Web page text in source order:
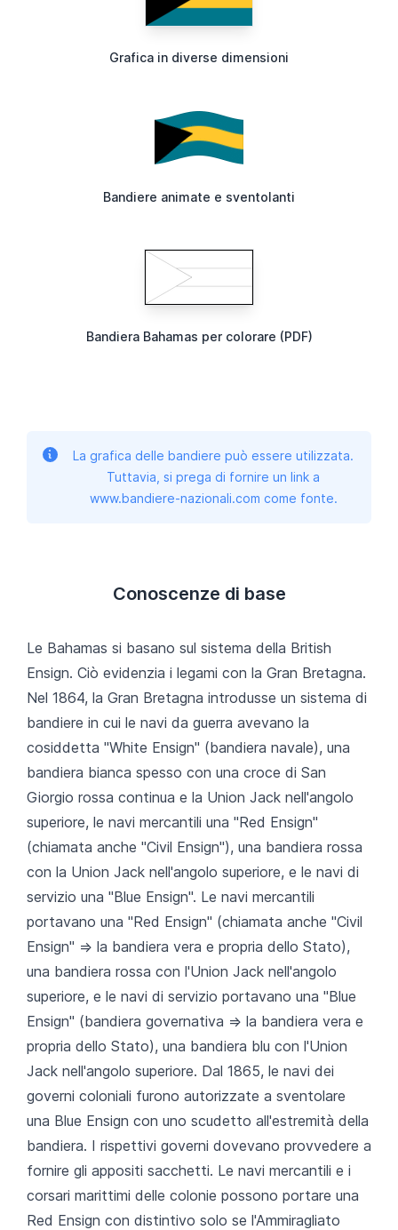
Grafica in diverse dimensioni
Bandiere animate e sventolanti
Bandiera Bahamas per colorare (PDF)
La grafica delle bandiere può essere utilizzata.
Tuttavia, si prega di fornire un link a
www.bandiere-nazionali.com come fonte.
Conoscenze di base
Le Bahamas si basano sul sistema della British
Ensign. Ciò evidenzia i legami con la Gran Bretagna.
Nel 1864, la Gran Bretagna introdusse un sistema di
bandiere in cui le navi da guerra avevano la
cosiddetta "White Ensign" (bandiera navale), una
bandiera bianca spesso con una croce di San
Giorgio rossa continua e la Union Jack nell'angolo
superiore, le navi mercantili una "Red Ensign"
(chiamata anche "Civil Ensign"), una bandiera rossa
con la Union Jack nell'angolo superiore, e le navi di
servizio una "Blue Ensign". Le navi mercantili
portavano una "Red Ensign" (chiamata anche "Civil
Ensign" => la bandiera vera e propria dello Stato),
una bandiera rossa con l'Union Jack nell'angolo
superiore, e le navi di servizio portavano una "Blue
Ensign" (bandiera governativa => la bandiera vera e
propria dello Stato), una bandiera blu con l'Union
Jack nell'angolo superiore. Dal 1865, le navi dei
governi coloniali furono autorizzate a sventolare
una Blue Ensign con uno scudetto all'estremità della
bandiera. I rispettivi governi dovevano provvedere a
fornire gli appositi sacchetti. Le navi mercantili e i
corsari marittimi delle colonie possono portare una
Red Ensign con distintivo solo se l'Ammiragliato